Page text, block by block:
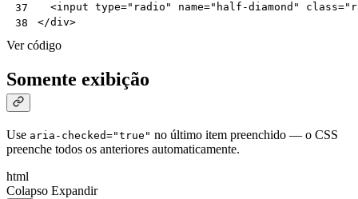
37
38
<input type="radio" name="half-diamond" class=
</div>
Ver código
Somente exibição
Use aria-checked="true" no último item preenchido — o CSS
preenche todos os anteriores automaticamente.
html
Colapso Expandir